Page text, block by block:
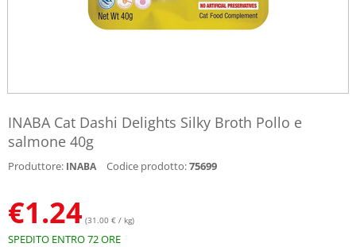
INABA Cat Dashi Delights Silky Broth Pollo e
salmone 40g
Produttore: INABA Codice prodotto:75699
€1.24 (31.00 € / kg)
SPEDITO ENTRO 72 ORE